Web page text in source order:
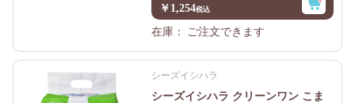
￥1,254
在庫：
ご注文できます
シーズイシハラ
シーズイシハラ クリーンワン こま